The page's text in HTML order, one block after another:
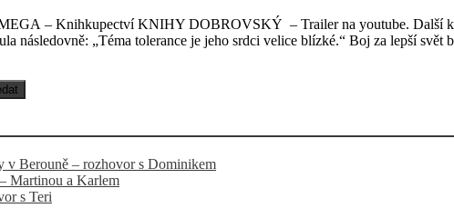
– Knihkupectví KNIHY DOBROVSKÝ – Trailer na youtube. Další
následovně: „Téma tolerance je jeho srdci velice blízké.“ Boj za lepší
Berouně – rozhovor s Dominikem
Martinou a Karlem
s Teri